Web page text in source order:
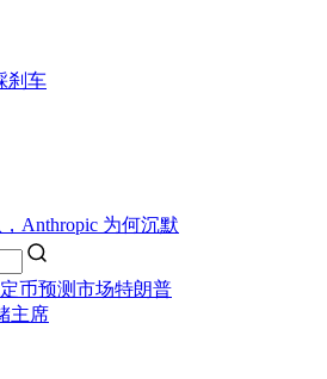
刹车
Anthropic 为何沉默
币预测市场特朗普
主席